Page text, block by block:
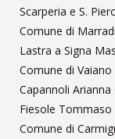
Scarperia e S.
Comune di
Lastra a Signa
Comune di
Capannoli
Fiesole
Comune di